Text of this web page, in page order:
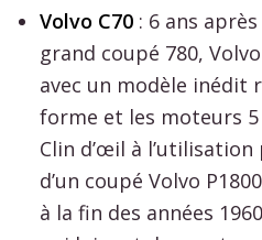
Volvo C70 : 6 ans
grand coupé 780,
avec un modèle inédit
forme et les moteurs 5
Clin d’œil à
d’un coupé Volvo
à la fin des années